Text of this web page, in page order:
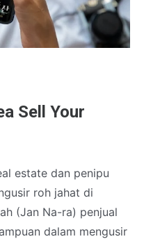
Sell Your
estate dan penipu
roh jahat di
(Jan Na-ra) penjual
dalam mengusir